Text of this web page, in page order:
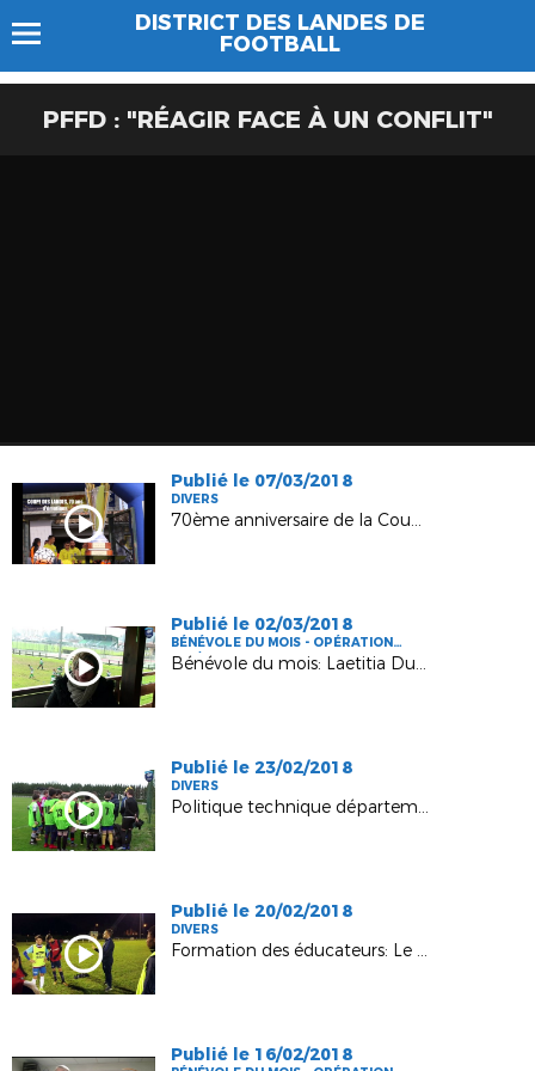
DISTRICT DES LANDES DE
FOOTBALL
PFFD : "RÉAGIR FACE À UN CONFLIT"
Publié le 07/03/2018
DIVERS
70ème anniversaire de la Coupe des Landes
Publié le 02/03/2018
BÉNÉVOLE DU MOIS - OPÉRATION
FFF/DLF
Bénévole du mois: Laetitia Dumercq Etcheverry
Publié le 23/02/2018
DIVERS
Politique technique départementale: Détections - Perfectionnement
Publié le 20/02/2018
DIVERS
Formation des éducateurs: Le tuteur officiel
Publié le 16/02/2018